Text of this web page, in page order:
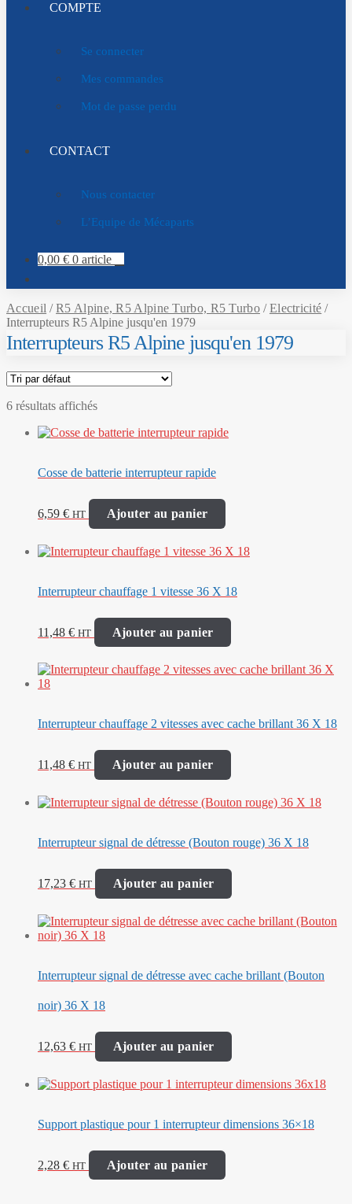
COMPTE
Se connecter
Mes commandes
Mot de passe perdu
CONTACT
Nous contacter
L’Equipe de Mécaparts
0,00 € 0 article
Accueil /R5 Alpine, R5 Alpine Turbo, R5 Turbo/Electricité /
Interrupteurs R5 Alpine jusqu'en 1979
Interrupteurs R5 Alpine jusqu'en 1979
6 résultats affichés
Cosse de batterie interrupteur rapide
6,59 € HT Ajouter au panier
Interrupteur chauffage 1 vitesse 36 X 18
11,48 € HT Ajouter au panier
Interrupteur chauffage 2 vitesses avec cache brillant 36 X 18
11,48 € HT Ajouter au panier
Interrupteur signal de détresse (Bouton rouge) 36 X 18
17,23 € HT Ajouter au panier
Interrupteur signal de détresse avec cache brillant (Bouton
noir) 36 X 18
12,63 € HT Ajouter au panier
Support plastique pour 1 interrupteur dimensions 36×18
2,28 € HT Ajouter au panier